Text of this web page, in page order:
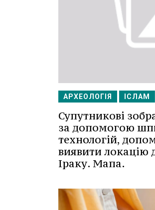
АРХЕОЛОГІЯ ІСЛАМ
Супутникові
за допомогою
технологій,
виявити локацію
Іраку. Мапа.